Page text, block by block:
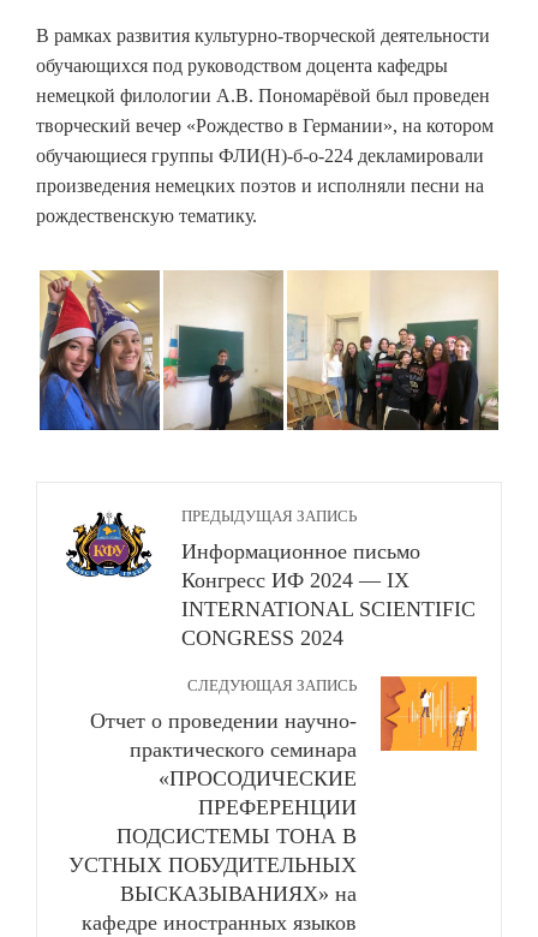
В рамках развития культурно-творческой деятельности
обучающихся под руководством доцента кафедры
немецкой филологии А.В. Пономарёвой был проведен
творческий вечер «Рождество в Германии», на котором
обучающиеся группы ФЛИ(Н)-б-о-224 декламировали
произведения немецких поэтов и исполняли песни на
рождественскую тематику.
ПРЕДЫДУЩАЯ ЗАПИСЬ
Информационное письмо
Конгресс ИФ 2024 — IX
INTERNATIONAL SCIENTIFIC
CONGRESS 2024
СЛЕДУЮЩАЯ ЗАПИСЬ
Отчет о проведении научно-
практического семинара
«ПРОСОДИЧЕСКИЕ
ПРЕФЕРЕНЦИИ
ПОДСИСТЕМЫ ТОНА В
УСТНЫХ ПОБУДИТЕЛЬНЫХ
ВЫСКАЗЫВАНИЯХ» на
кафедре иностранных языков